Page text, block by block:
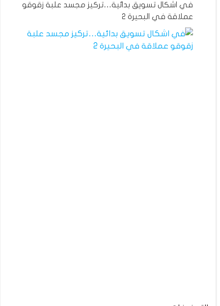
في اشكال تسويق بدائية…تركيز مجسد علبة زقوقو
عملاقة في البحيرة 2